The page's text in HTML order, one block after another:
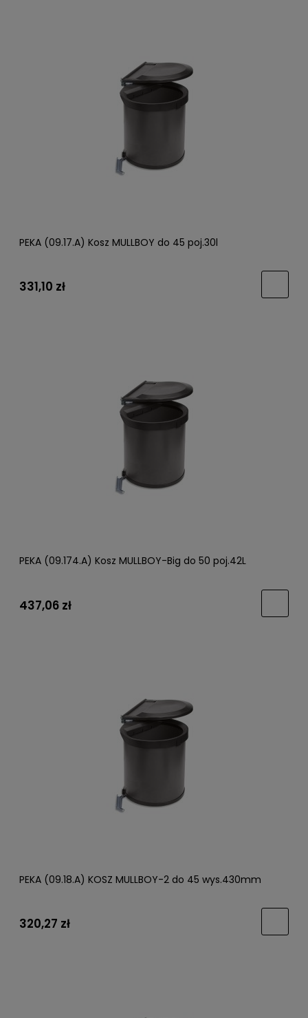
PEKA (09.17.A) Kosz MULLBOY do 45 poj.30l
331,10 zł
PEKA (09.174.A) Kosz MULLBOY-Big do 50 poj.42L
437,06 zł
PEKA (09.18.A) KOSZ MULLBOY-2 do 45 wys.430mm
320,27 zł